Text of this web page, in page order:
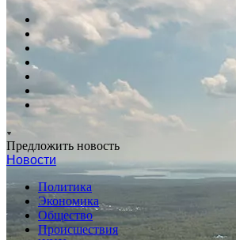
Предложить новость
Новости
Политика
Экономика
Общество
Происшествия